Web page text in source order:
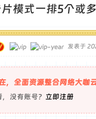
模式一排5个或
发表于
，全面资源整合网络大咖
没有账号？ 立即注册